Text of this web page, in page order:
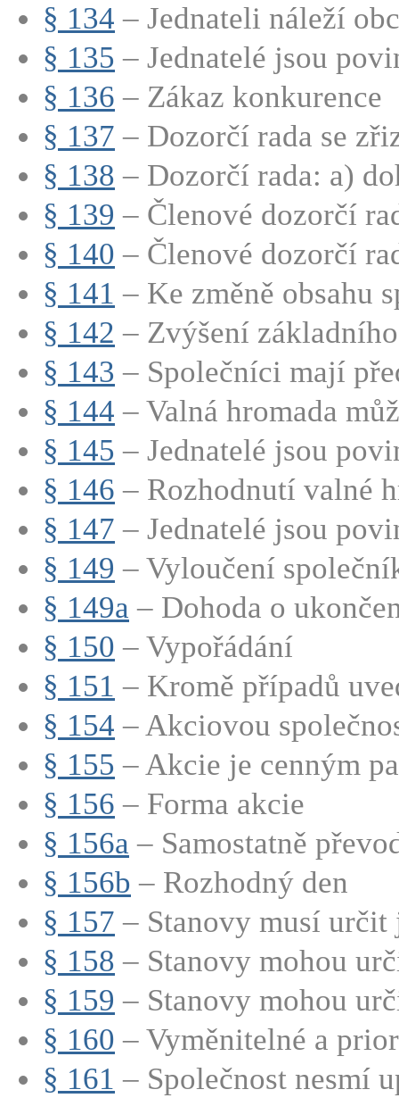
§ 134 – Jednateli náleží
§ 135 – Jednatelé jsou
§ 136 – Zákaz konkurence
§ 137 – Dozorčí rada se
§ 138 – Dozorčí rada: a)
§ 139 – Členové dozorčí
§ 140 – Členové dozorčí
§ 141 – Ke změně obsahu
§ 142 – Zvýšení
§ 143 – Společníci mají
§ 144 – Valná hromada
§ 145 – Jednatelé jsou
§ 146 – Rozhodnutí valné
§ 147 – Jednatelé jsou
§ 149 – Vyloučení
§ 149a – Dohoda o
§ 150 – Vypořádání
§ 151 – Kromě případů
§ 154 – Akciovou
§ 155 – Akcie je cenným
§ 156 – Forma akcie
§ 156a – Samostatně
§ 156b – Rozhodný den
§ 157 – Stanovy musí určit
§ 158 – Stanovy mohou
§ 159 – Stanovy mohou
§ 160 – Vyměnitelné a
§ 161 – Společnost nesmí